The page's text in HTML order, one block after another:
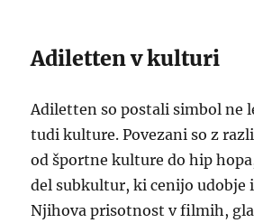
Adiletten v kulturi
Adiletten so postali simbol ne
tudi kulture. Povezani so z
od športne kulture do hip
del subkultur, ki cenijo udobje
Njihova prisotnost v filmih,